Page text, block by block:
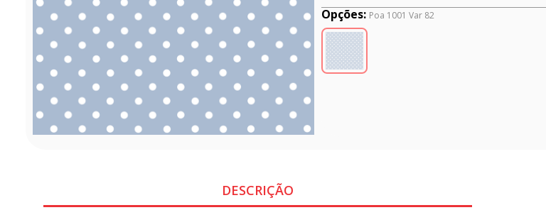
Opções: Poa 1001 Var 82
DESCRIÇÃO